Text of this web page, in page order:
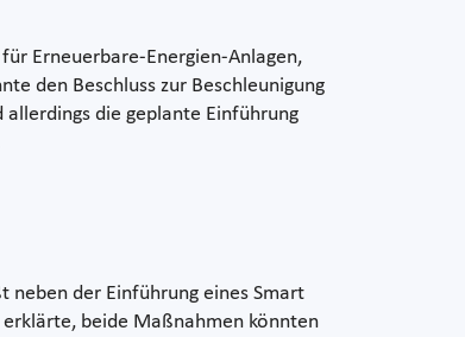
Erneuerbare-Energien-Anlagen,
den Beschluss zur Beschleunigung
die geplante Einführung
neben der Einführung eines Smart
beide Maßnahmen könnten